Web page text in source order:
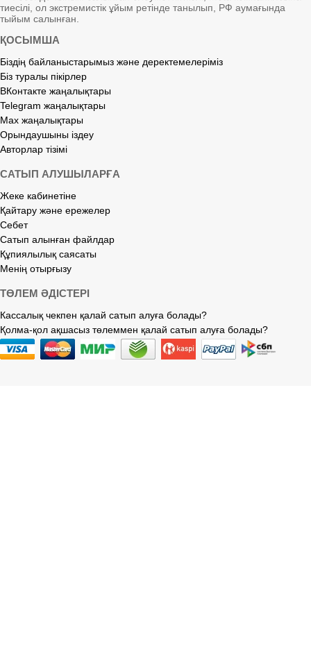
тиесілі, ол экстремистік ұйым ретінде танылып, РФ аумағында
тыйым салынған.
ҚОСЫМША
Біздің байланыстарымыз және деректемелеріміз
Біз туралы пікірлер
ВКонтакте жаңалықтары
Telegram жаңалықтары
Max жаңалықтары
Орындаушыны іздеу
Авторлар тізімі
САТЫП АЛУШЫЛАРҒА
Жеке кабинетіне
Қайтару және ережелер
Себет
Сатып алынған файлдар
Құпиялылық саясаты
Менің отырғызу
ТӨЛЕМ ӘДІСТЕРІ
Кассалық чекпен қалай сатып алуға болады?
Қолма-қол ақшасыз төлеммен қалай сатып алуға болады?